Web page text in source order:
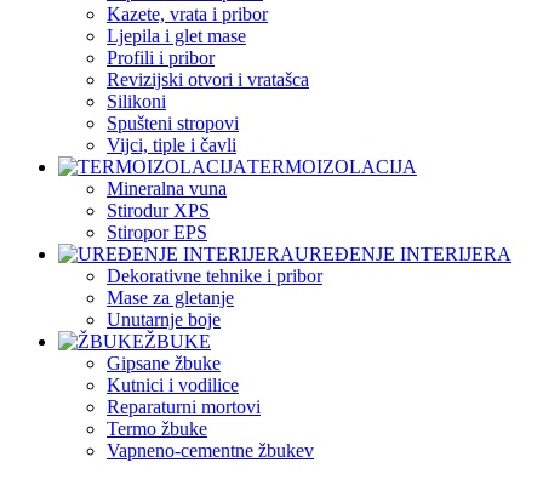
Kazete, vrata i pribor
Ljepila i glet mase
Profili i pribor
Revizijski otvori i vratašca
Silikoni
Spušteni stropovi
Vijci, tiple i čavli
TERMOIZOLACIJA
Mineralna vuna
Stirodur XPS
Stiropor EPS
UREĐENJE INTERIJERA
Dekorativne tehnike i pribor
Mase za gletanje
Unutarnje boje
ŽBUKE
Gipsane žbuke
Kutnici i vodilice
Reparaturni mortovi
Termo žbuke
Vapneno-cementne žbukev